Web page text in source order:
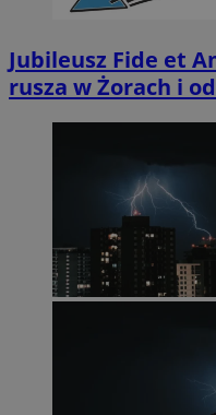
Jubileusz Fide et
rusza w Żorach i